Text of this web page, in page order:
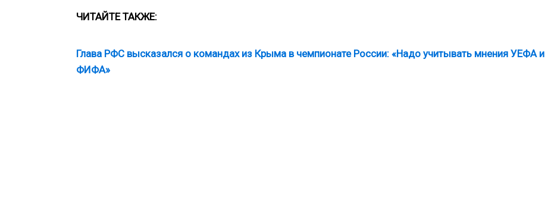
ЧИТАЙТЕ ТАКЖЕ:
Глава РФС высказался о командах из Крыма в чемпионате России: «Надо учитывать мнения УЕФА и
ФИФА»